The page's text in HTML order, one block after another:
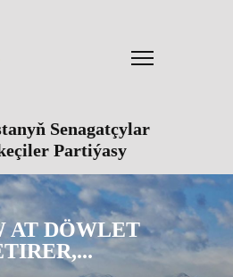
Senagatçylar
Partiýasy
AT DÖWLET